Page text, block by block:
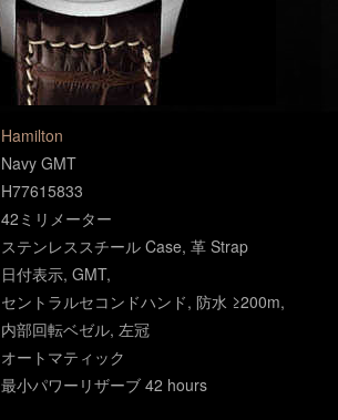
Hamilton
Navy GMT
H77615833
42ミリメーター
ステンレススチール Case, 革 Strap
日付表示, GMT,
セントラルセコンドハンド, 防水 ≥200m,
内部回転ベゼル, 左冠
オートマティック
最小パワーリザーブ 42 hours